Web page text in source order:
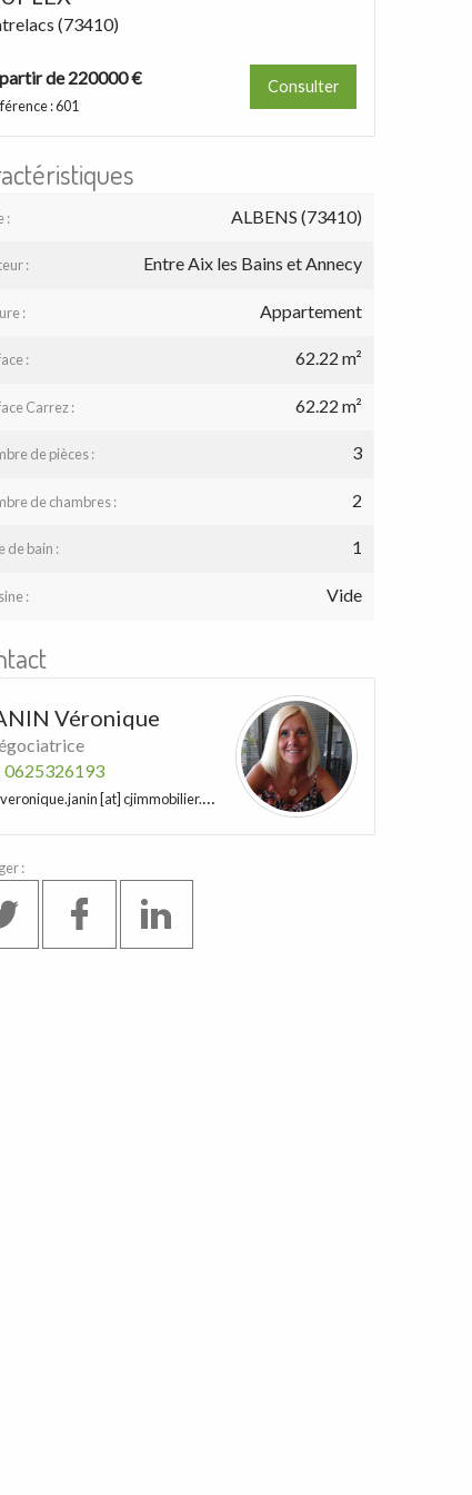
(73410)
de 220000 €
: 601
Consulter
: ALBENS (73410)
: Entre Aix les Bains et Annecy
: Appartement
: 62.22 m²
Carrez : 62.22 m²
de pièces : 3
de chambres : 2
de bain : 1
: Vide
Véronique
0625326193
veronique.janin [at] cjimmobilier.com
: